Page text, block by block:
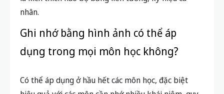
dụng trong mọi môn học không?
Có thể áp dụng ở hầu hết các môn học, đặc biệt
hiệu quả với các môn cần nhớ nhiều khái niệm, quy
Làm sao để biết mình tiến bộ khi áp